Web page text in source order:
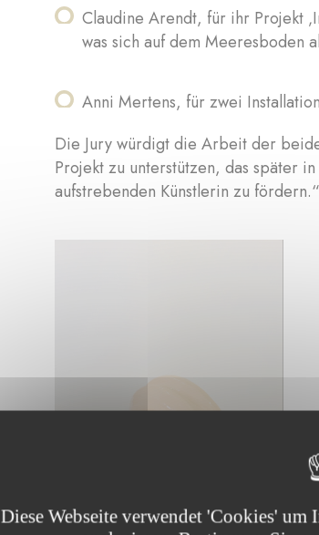
Claudine Arendt, für ihr Projekt
was sich auf dem Meeresboden
Anni Mertens, für zwei
Die Jury würdigt die Arbeit der
Projekt zu unterstützen, das später
aufstrebenden Künstlerin zu fördern.“
Diese Webseite verwendet 'Cookies'